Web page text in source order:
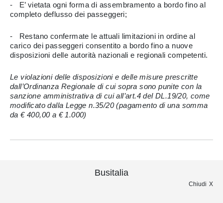
- E’ vietata ogni forma di assembramento a bordo fino al
completo deflusso dei passeggeri;
- Restano confermate le attuali limitazioni in ordine al
carico dei passeggeri consentito a bordo fino a nuove
disposizioni delle autorità nazionali e regionali competenti.
Le violazioni delle disposizioni e delle misure prescritte
dall’Ordinanza Regionale di cui sopra sono punite con la
sanzione amministrativa di cui all’art.4 del DL.19/20, come
modificato dalla Legge n.35/20 (pagamento di una somma
da € 400,00 a € 1.000)
Busitalia
Chiudi